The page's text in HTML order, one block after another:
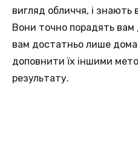
вигляд обличчя, і знають
Вони точно порадять вам
вам достатньо лише
доповнити їх іншими
результату.